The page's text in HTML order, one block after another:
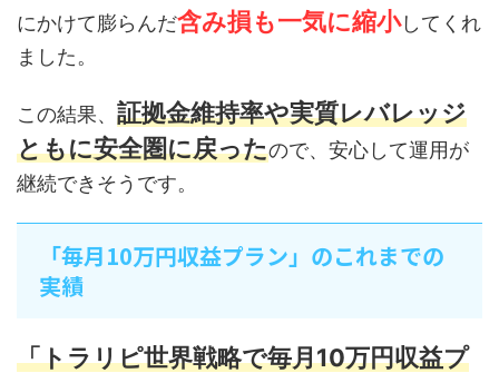
にかけて膨らんだ含み損も一気に縮小してくれ
ました。
この結果、 証拠金維持率や実質レバレッジ
ともに安全圏に戻ったので、安心して運用が
継続できそうです。
「毎月10万円収益プラン」のこれまでの
実績
「トラリピ世界戦略で毎月10万円収益プ